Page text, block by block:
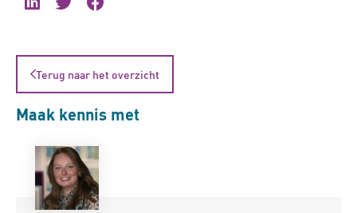
Terug naar het overzicht
Maak kennis met